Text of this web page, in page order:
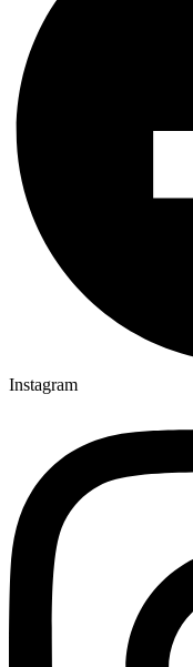
Instagram